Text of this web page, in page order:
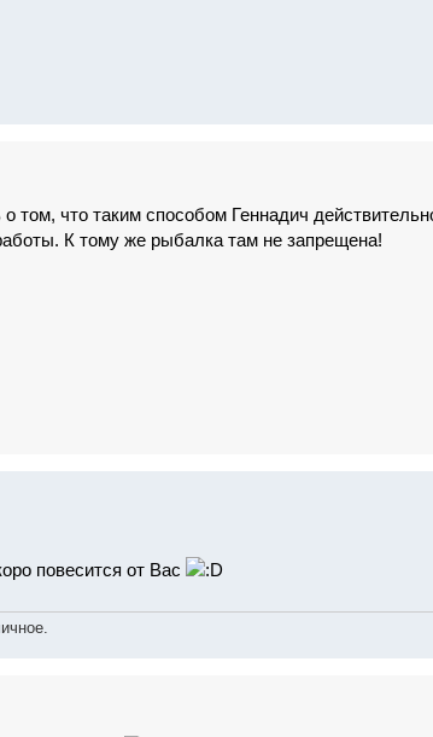
том, что таким способом Геннадич
К тому же рыбалка там не запрещена!
повесится от Вас